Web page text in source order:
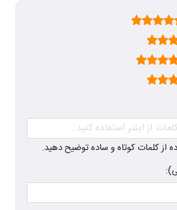
از کلمات کوتاه و ساده توضیح دهید.